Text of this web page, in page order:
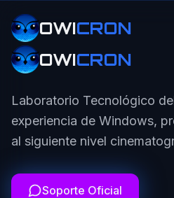
OWICRON
OWICRON
Laboratorio Tecnológico
experiencia de Windows,
al siguiente nivel
Soporte Oficial